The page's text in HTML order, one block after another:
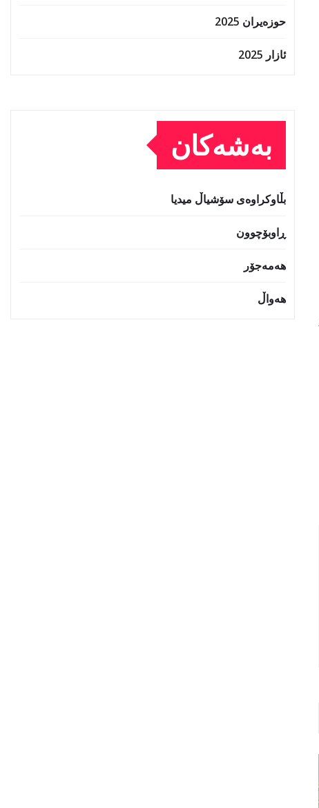
حوزه‌یران 2025
ئازار 2025
بەشەکان
بڵاوکراوەی سۆشیاڵ میدیا
ڕاوبۆچوون
هەمەجۆر
هەواڵ